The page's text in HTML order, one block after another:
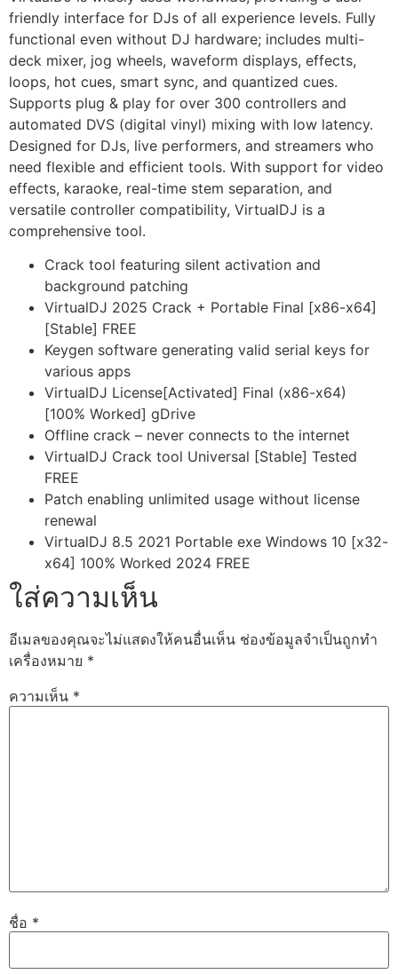
friendly interface for DJs of all experience levels. Fully
functional even without DJ hardware; includes multi-
deck mixer, jog wheels, waveform displays, effects,
loops, hot cues, smart sync, and quantized cues.
Supports plug & play for over 300 controllers and
automated DVS (digital vinyl) mixing with low latency.
Designed for DJs, live performers, and streamers who
need flexible and efficient tools. With support for video
effects, karaoke, real-time stem separation, and
versatile controller compatibility, VirtualDJ is a
comprehensive tool.
Crack tool featuring silent activation and
background patching
VirtualDJ 2025 Crack + Portable Final [x86-x64]
[Stable] FREE
Keygen software generating valid serial keys for
various apps
VirtualDJ License[Activated] Final (x86-x64)
[100% Worked] gDrive
Offline crack – never connects to the internet
VirtualDJ Crack tool Universal [Stable] Tested
FREE
Patch enabling unlimited usage without license
renewal
VirtualDJ 8.5 2021 Portable exe Windows 10 [x32-
x64] 100% Worked 2024 FREE
ใส่ความเห็น
อีเมลของคุณจะไม่แสดงให้คนอื่นเห็น ช่องข้อมูลจำเป็นถูกทำ
เครื่องหมาย *
ความเห็น *
ชื่อ *